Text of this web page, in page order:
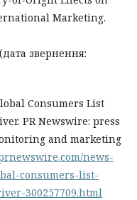
Marketing.
(дата звернення:
Consumers List
PR Newswire: press
and marketing
news-
consumers-list-
300257709.html